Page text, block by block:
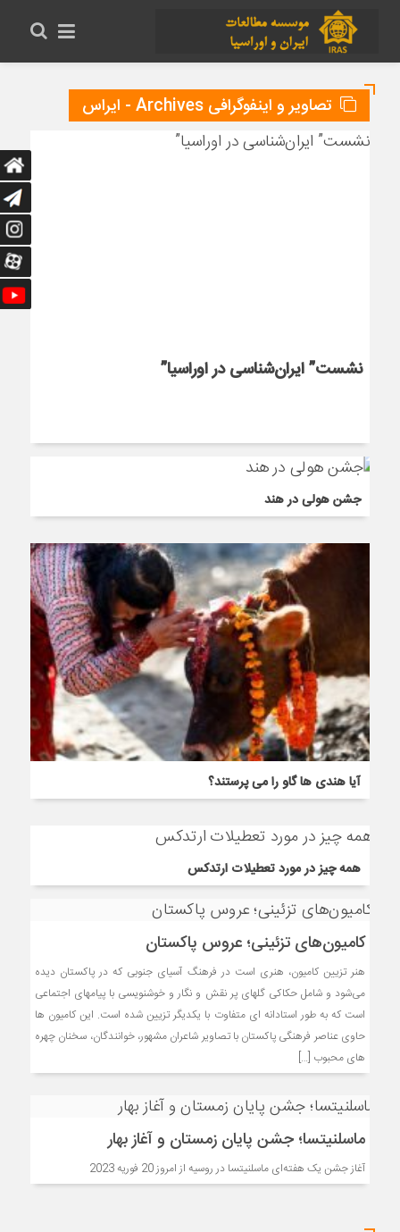
تصاویر و اینفوگرافی Archives - ایراس
نشست” ایران‌شناسی در اوراسیا”
جشن هولی در هند
آیا هندی ها گاو را می پرستند؟
همه چیز در مورد تعطیلات ارتدکس
کامیون‌های تزئینی؛ عروس پاکستان
هنر تزیین کامیون، هنری است در فرهنگ آسیای جنوبی که در پاکستان دیده
می‌شود و شامل حکاکی ‌گل‎های پر نقش و نگار و خوشنویسی با پیام‎های اجتماعی
است که به طور استادانه ای متفاوت با یکدیگر تزیین شده است. این کامیون ها
حاوی عناصر فرهنگی پاکستان با تصاویر شاعران مشهور، خوانندگان، سخنان چهره
های محبوب […]
ماسلنیتسا؛ جشن پایان زمستان و آغاز بهار
آغاز جشن یک هفته‌ای ماسلنیتسا در روسیه از امروز 20 فوریه 2023